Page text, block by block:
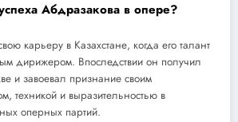
Абдразакова в опере?
карьеру в Казахстане, когда его талант
дирижером. Впоследствии он получил
и завоевал признание своим
техникой и выразительностью в
оперных партий.